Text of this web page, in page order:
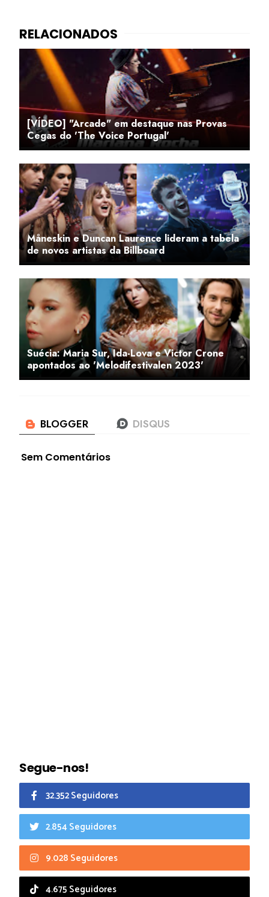
[VÍDEO] "Arcade" em destaque nas Provas
Cegas do 'The Voice Portugal'
Måneskin e Duncan Laurence lideram a tabela
de novos artistas da Billboard
Suécia: Maria Sur, Ida-Lova e Victor Crone
apontados ao 'Melodifestivalen 2023'
Sem Comentários
Segue-nos!
32.352 Seguidores
2.854 Seguidores
9.028 Seguidores
4.675 Seguidores